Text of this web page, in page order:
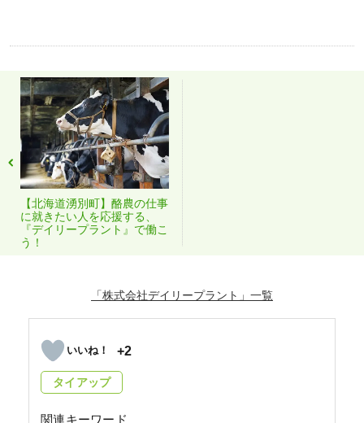
【北海道湧別町】酪農の仕事
に就きたい人を応援する、
『デイリープラント』で働こ
う！
「株式会社デイリープラント」
+2
タイアップ
関連キーワード